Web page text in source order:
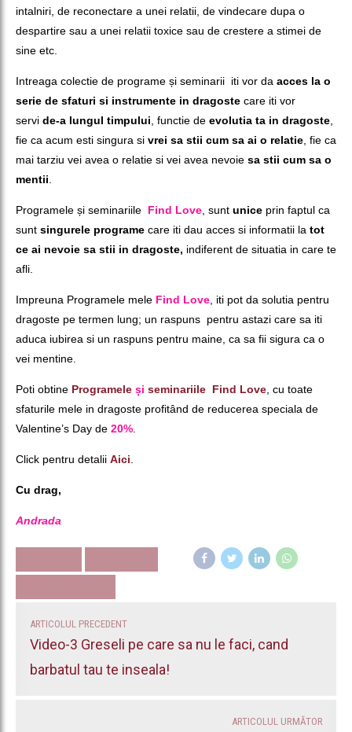
intalniri, de reconectare a unei relatii, de vindecare dupa o
despartire sau a unei relatii toxice sau de crestere a stimei de
sine etc.
Intreaga colectie de programe și seminarii iti vor da acces la o
serie de sfaturi si instrumente in dragoste care iti vor
servi de-a lungul timpului , functie de evolutia ta in dragoste
fie ca acum esti singura si vrei sa stii cum sa ai o relatie , fie ca
mai tarziu vei avea o relatie si vei avea nevoie sa stii cum sa o
mentii
Programele și seminariile Find Love , sunt unice prin faptul ca
sunt singurele programe care iti dau acces si informatii la tot
ce ai nevoie sa stii in dragoste, indiferent de situatia in care te
afli.
Impreuna Programele mele Find Love , iti pot da solutia pentru
dragoste pe termen lung; un raspuns pentru astazi care sa iti
aduca iubirea si un raspuns pentru maine, ca sa fii sigura ca o
vei mentine.
Poti obtine Programele și seminariile Find Love , cu toate
sfaturile mele in dragoste profitând de reducerea speciala de
Valentine’s Day de 20%
Click pentru detalii Aici
Cu drag,
Andrada
ARTICOLUL PRECEDENT
Video-3 Greseli pe care sa nu le faci, cand
barbatul tau te inseala!
ARTICOLUL URMĂTOR